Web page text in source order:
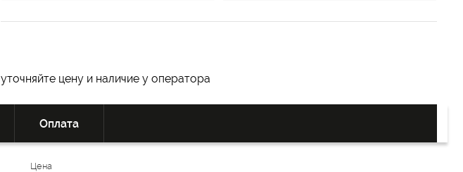
уточняйте цену и наличие у оператора
Оплата
Цена